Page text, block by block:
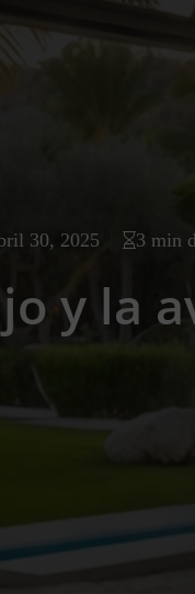
30, 2025 3 min
y la